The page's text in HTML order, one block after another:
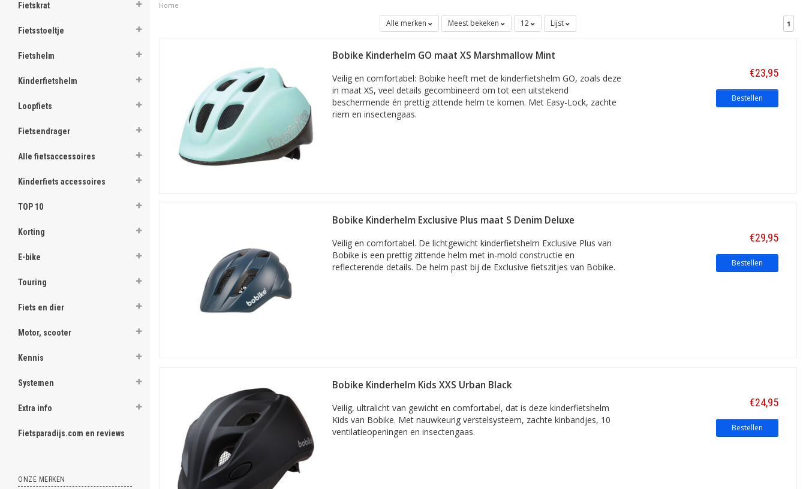
Fietskrat
Fietsstoeltje
Fietshelm
Kinderfietshelm
Loopfiets
Fietsendrager
Alle fietsaccessoires
Kinderfiets accessoires
TOP 10
Korting
E-bike
Touring
Fiets en dier
Motor, scooter
Kennis
Systemen
Extra info
Fietsparadijs.com en reviews
ONZE MERKEN
Aan de binnenkant van de helm is het verschil niet te merken.
beschermende schaal, evenmin. Een fietshelm voor meisjes voldoet aan alle wettelijke veiligheidseisen. Is altijd voorzien van softpads.
Heeft meestal een verstelbare binnenring. Meestal ook een eveneens verstelbaar riempje. Beschikt over ventilatiegaten voor verkoeling
en verfrissing. Heeft haast altijd een geïntegreerd insectennetje. Soms ook extra reflectie en héél soms een achterlichtje. Is qua vorm
identiek aan de varianten speciaal voor jongens. En is aan de 'schaalzijde' voorzien van ABS (zeer hard plastic) en EPS (piepschuim).
Voor elke meisjeshelm in deze shop geldt: de veiligheid is in orde
De duurdere versies zijn vanzelfsprekend net iets verfijnder qua materiaal en afwerking. Zo is bij een kinderfietshelm van een hoge
segment-merk het riempje net even zachter en is het verzachtende schuim aan de binnenkant net iets nadrukkelijker aanwezig. Maar
Typische meisjeshelmen
Het onderscheid is, kortom, alleen voor het oog te zien aan de gekozen print. Typische meisjeshelmen spreken 'meisje-meisjes' tot de
verbeelding en dus... zijn ze vaak roze, dromerig lichtblauw, vriendelijk geel of hebben ze een andere jong-vrouwelijke combinatie. Al dan
niet met bloemetjes, beestjes, hartjes of beauty's van prinsessen.
Meisjeshelmen met iets minder 'meisje-meisje-gehalte'
Maar er zijn ook 'gewone' meisjeshelmen die iets neutraler van karakter zijn. Denk aan een fietshelm in het rood, paars of blauw met
zonnebril, aan een helm vol met sterren, stippen of gewoon een effen helm in één van de vele beschikbare, krachtige kleuren. Zoals vol
rood, vol oranje en vol blauw.
Home
Alle merken Meest bekeken 12 Lijst 1
Bobike Kinderhelm GO maat XS Marshmallow Mint
Veilig en comfortabel: Bobike heeft met de kinderfietshelm GO, zoals deze
in maat XS, veel details gecombineerd om tot een uitstekend
beschermende én prettig zittende helm te komen. Met Easy-Lock, zachte
riem en insectengaas.
€23,95
Bestellen
Bobike Kinderhelm Exclusive Plus maat S Denim Deluxe
Veilig en comfortabel. De lichtgewicht kinderfietshelm Exclusive Plus van
Bobike is een prettig zittende helm met in-mold constructie en
reflecterende details. De helm past bij de Exclusive fietszitjes van Bobike.
€29,95
Bestellen
Bobike Kinderhelm Kids XXS Urban Black
Veilig, ultralicht van gewicht en comfortabel, dat is deze kinderfietshelm
Kids van Bobike. Met nauwkeurig verstelsysteem, zachte kinbandjes, 10
ventilatieopeningen en insectengaas.
€24,95
Bestellen